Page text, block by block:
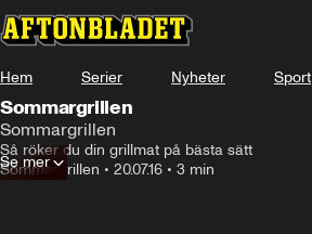
Hem Serier Nyheter Sport
Sommargrillen
Sommargrillen
Så röker du din grillmat på bästa sätt
Sommargrillen • 20.07.16 • 3 min
Se mer